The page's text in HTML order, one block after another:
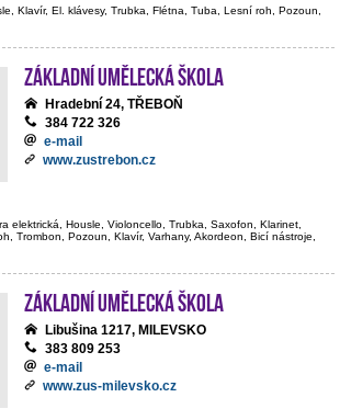
Klavír, El. klávesy, Trubka, Flétna, Tuba, Lesní roh, Pozoun,
Základní umělecká škola
Hradební 24, TŘEBOŇ
384 722 326
e-mail
www.zustrebon.cz
elektrická, Housle, Violoncello, Trubka, Saxofon, Klarinet,
Trombon, Pozoun, Klavír, Varhany, Akordeon, Bicí nástroje,
Základní umělecká škola
Libušina 1217, MILEVSKO
383 809 253
e-mail
www.zus-milevsko.cz